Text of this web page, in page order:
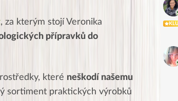
, za kterým stojí Veronika
přípravků do
které neškodí našemu
sortiment praktických výrobků